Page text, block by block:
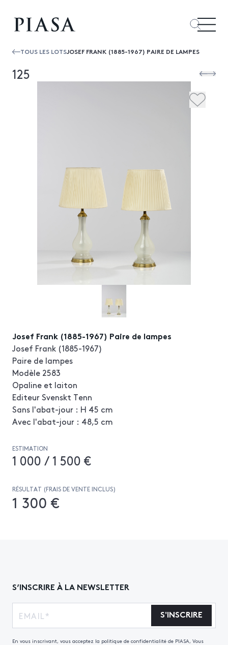
TOUS LES LOTSJOSEF FRANK (1885-1967) PAIRE DE LAMPES
125
Josef Frank (1885-1967) Paire de lampes
Josef Frank (1885-1967)
Paire de lampes
Modèle 2583
Opaline et laiton
Editeur Svenskt Tenn
Sans l'abat-jour : H 45 cm
Avec l'abat-jour : 48,5 cm
ESTIMATION
1 000 / 1 500 €
RÉSULTAT (FRAIS DE VENTE INCLUS)
1 300 €
S’INSCRIRE À LA NEWSLETTER
S'INSCRIRE
En vous inscrivant, vous acceptez la politique de confidentialité de PIASA, Vous